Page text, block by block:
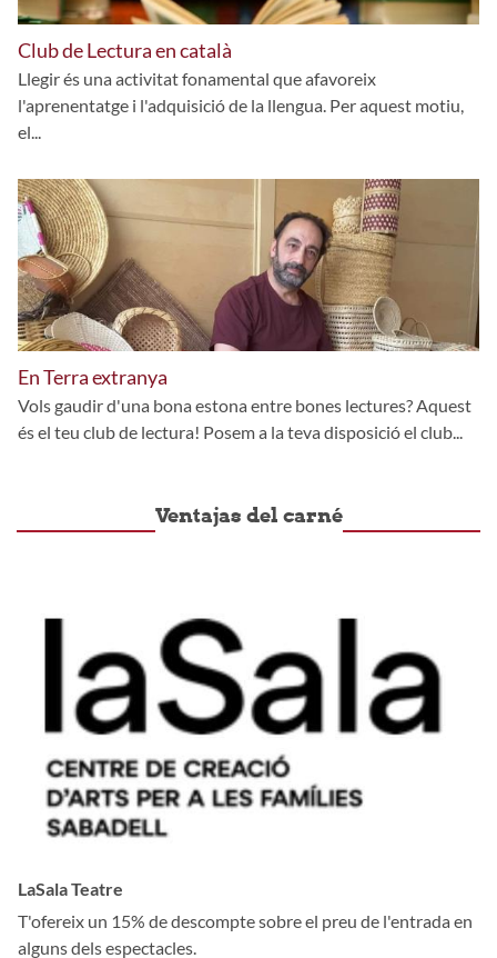
Club de Lectura en català
Llegir és una activitat fonamental que afavoreix
l'aprenentatge i l'adquisició de la llengua. Per aquest motiu,
el...
En Terra extranya
Vols gaudir d'una bona estona entre bones lectures? Aquest
és el teu club de lectura! Posem a la teva disposició el club...
Ventajas del carné
LaSala Teatre
T'ofereix un 15% de descompte sobre el preu de l'entrada en
alguns dels espectacles.